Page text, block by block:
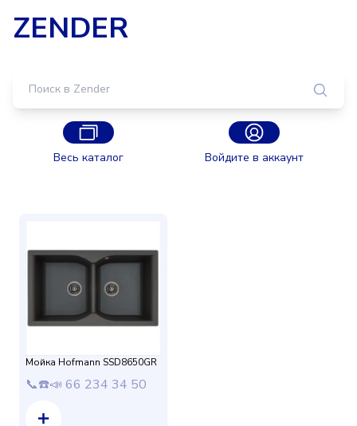
ZENDER
Весь каталог Войдите в аккаунт
Мойка Hofmann SSD8650GR
📞☎️📣 66 234 34 50